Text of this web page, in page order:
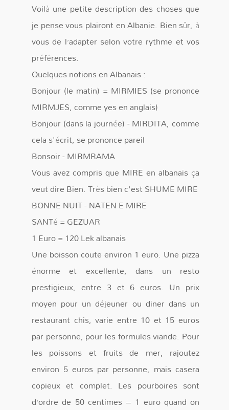
Voilà une petite description des choses que
je pense vous plairont en Albanie. Bien sûr, à
vous de l’adapter selon votre rythme et vos
préférences.
Quelques notions en Albanais :
Bonjour (le matin) = MIRMIES (se prononce
MIRMJES, comme yes en anglais)
Bonjour (dans la journée) - MIRDITA, comme
cela s'écrit, se prononce pareil
Bonsoir - MIRMRAMA
Vous avez compris que MIRE en albanais ça
veut dire Bien. Très bien c'est SHUME MIRE
BONNE NUIT - NATEN E MIRE
SANTé = GEZUAR
1 Euro = 120 Lek albanais
Une boisson coute environ 1 euro. Une pizza
énorme et excellente, dans un resto
prestigieux, entre 3 et 6 euros. Un prix
moyen pour un déjeuner ou diner dans un
restaurant chis, varie entre 10 et 15 euros
par personne, pour les formules viande. Pour
les poissons et fruits de mer, rajoutez
environ 5 euros par personne, mais casera
copieux et complet. Les pourboires sont
d’ordre de 50 centimes – 1 euro quand on